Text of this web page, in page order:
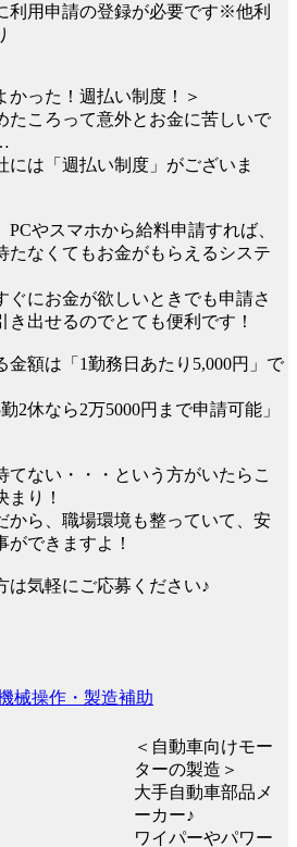
利用申請の登録が必要です※他利
かった！週払い制度！＞
たころって意外とお金に苦しいで
には「週払い制度」がございま
PCやスマホから給料申請すれば、
たなくてもお金がもらえるシステ
ぐにお金が欲しいときでも申請さ
き出せるのでとても便利です！
金額は「1勤務日あたり5,000円」で
2休なら2万5000円まで申請可能」
てない・・・という方がいたらこ
まり！
から、職場環境も整っていて、安
ができますよ！
は気軽にご応募ください♪
械操作・製造補助
＜自動車向けモー
ターの製造＞
大手自動車部品メ
ーカー♪
ワイパーやパワー